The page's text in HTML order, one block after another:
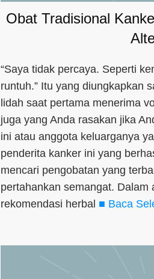
Obat Tradisional
“Saya tidak percaya. Seperti
runtuh.” Itu yang diungkapkan
lidah saat pertama menerima
juga yang Anda rasakan jika
ini atau anggota keluarganya
penderita kanker ini yang
mencari pengobatan yang
pertahankan semangat.
rekomendasi herbal ■ Baca